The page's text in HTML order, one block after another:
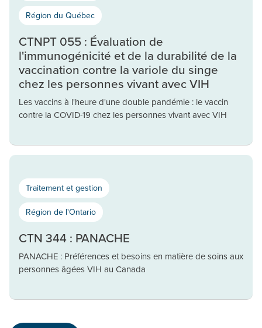
Région du Québec
CTNPT 055 : Évaluation de
l'immunogénicité et de la durabilité de la
vaccination contre la variole du singe
chez les personnes vivant avec VIH
Les vaccins à l'heure d'une double pandémie : le vaccin
contre la COVID-19 chez les personnes vivant avec VIH
Traitement et gestion
Région de l'Ontario
CTN 344 : PANACHE
PANACHE : Préférences et besoins en matière de soins aux
personnes âgées VIH au Canada